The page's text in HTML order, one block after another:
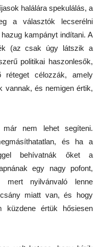
halálára spekulálás, a
a választók lecserélni
kampányt indítani. A
(az csak úgy látszik a
politikai haszonlesők,
réteget célozzák, amely
vannak, és nemigen értik,
nem lehet segíteni.
és ha a
behívatnák őket a
egy nagy pofont,
mert nyilvánvaló lenne
miatt van, és hogy
küzdene értük hősiesen